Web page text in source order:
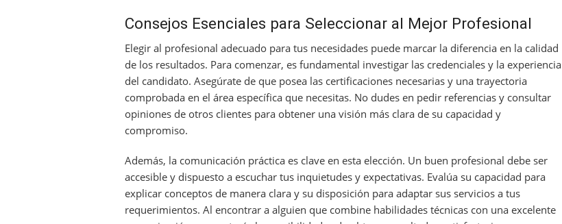
Consejos Esenciales para Seleccionar al Mejor Profesional
Elegir al profesional adecuado para tus necesidades puede marcar la diferencia en la calidad
de los resultados. Para comenzar, es fundamental investigar las credenciales y la experiencia
del candidato. Asegúrate de que posea las certificaciones necesarias y una trayectoria
comprobada en el área específica que necesitas. No dudes en pedir referencias y consultar
opiniones de otros clientes para obtener una visión más clara de su capacidad y
compromiso.
Además, la comunicación práctica es clave en esta elección. Un buen profesional debe ser
accesible y dispuesto a escuchar tus inquietudes y expectativas. Evalúa su capacidad para
explicar conceptos de manera clara y su disposición para adaptar sus servicios a tus
requerimientos. Al encontrar a alguien que combine habilidades técnicas con una excelente